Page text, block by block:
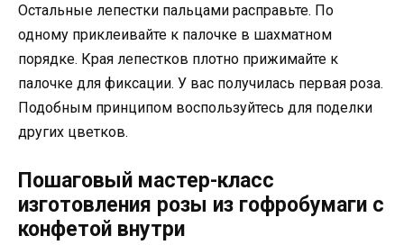
Остальные лепестки пальцами расправьте. По
одному приклеивайте к палочке в шахматном
порядке. Края лепестков плотно прижимайте к
палочке для фиксации. У вас получилась первая роза.
Подобным принципом воспользуйтесь для поделки
других цветков.
Пошаговый мастер-класс
изготовления розы из гофробумаги с
конфетой внутри